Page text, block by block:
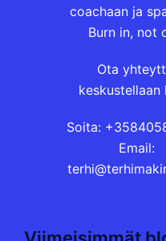
coachaan ja
Burn in, not
Ota
keskustellaan
Soita:
Email: